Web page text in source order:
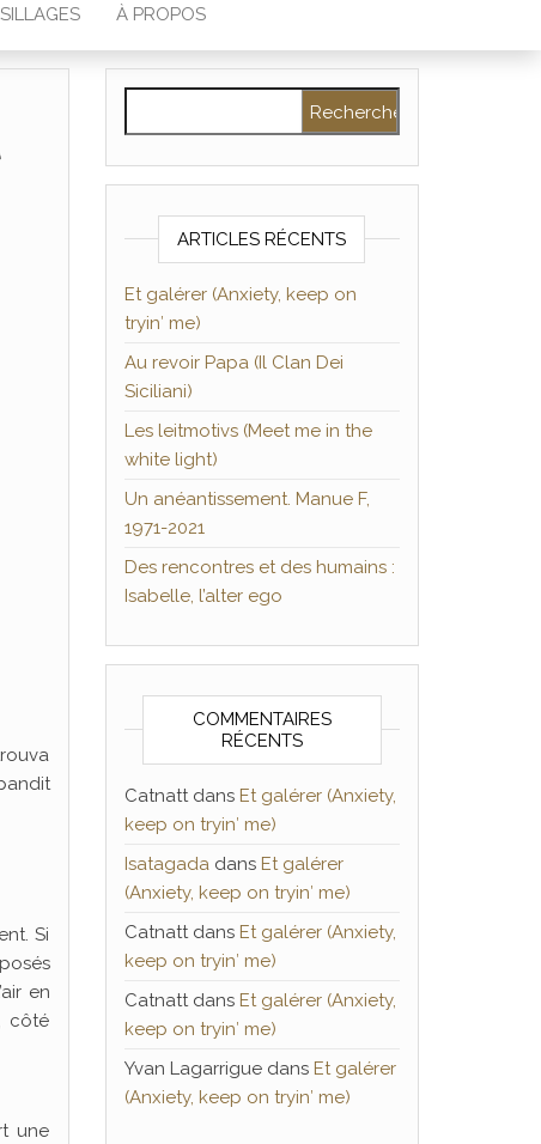
À PROPOS
Si
en
côté
une
ARTICLES RÉCENTS
Et galérer (Anxiety, keep on
tryin′ me)
Au revoir Papa (Il Clan Dei
Siciliani)
Les leitmotivs (Meet me in the
white light)
Un anéantissement. Manue F,
1971-2021
Des rencontres et des humains :
Isabelle, l’alter ego
COMMENTAIRES
RÉCENTS
Catnattdans Et galérer (Anxiety,
keep on tryin′ me)
Isatagadadans Et galérer
(Anxiety, keep on tryin′ me)
Catnattdans Et galérer (Anxiety,
keep on tryin′ me)
Catnattdans Et galérer (Anxiety,
keep on tryin′ me)
Yvan Lagarriguedans Et galérer
(Anxiety, keep on tryin′ me)